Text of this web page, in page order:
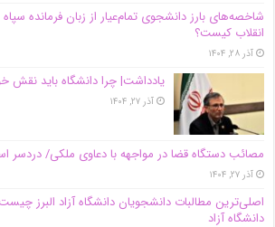
شاخصه‌های بارز دانشجوی تمام‌عیار از زبان فرمانده سپاه
انقلاب کیست؟
آذر ۲۸, ۱۴۰۴
یادداشت| چرا دانشگاه باید نقش
آذر ۲۷, ۱۴۰۴
مصائب دستگاه قضا در مواجهه با دعاوی ملکی/ دردسر
آذر ۲۷, ۱۴۰۴
اصلی‌ترین مطالبات دانشجویان دانشگاه آزاد البرز
دانشگاه آز‌اد